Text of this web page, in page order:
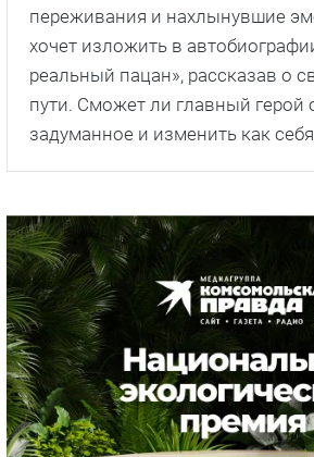
переживания и нахлынувшие
хочет изложить в
реальный пацан», рассказав о
пути. Сможет ли главный герой
задуманное и изменить как